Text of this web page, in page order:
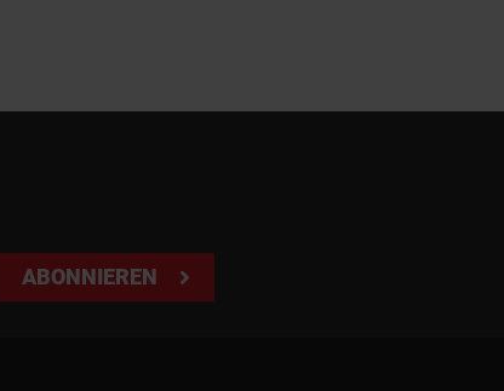
ABONNIEREN